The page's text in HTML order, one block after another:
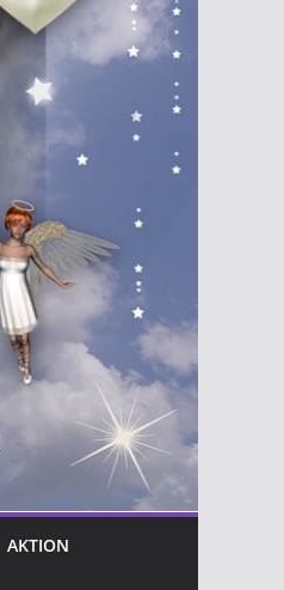
AKTION